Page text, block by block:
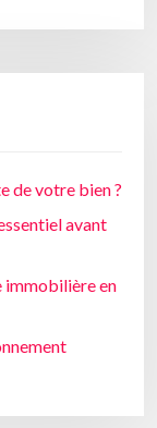
de votre bien ?
avant
immobilière en